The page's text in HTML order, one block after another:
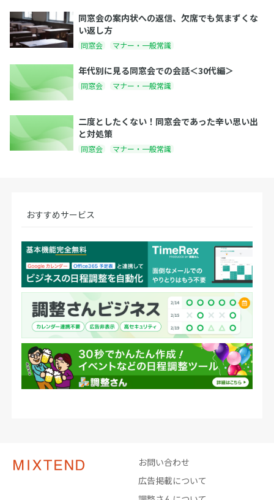
同窓会の案内状への返信、欠席でも気まずくな
い返し方
同窓会 マナー・一般常識
年代別に見る同窓会での会話＜30代編＞
同窓会 マナー・一般常識
二度としたくない！同窓会であった辛い思い出
と対処策
同窓会 マナー・一般常識
おすすめサービス
お問い合わせ
広告掲載について